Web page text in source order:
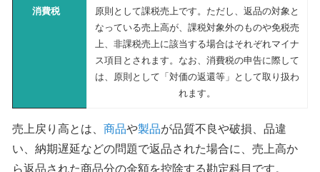
消費税
原則として課税売上です。ただし、返品の対象と
なっている売上高が、課税対象外のものや免税売
上、非課税売上に該当する場合はそれぞれマイナ
ス項目とされます。なお、消費税の申告に際して
は、原則として「対価の返還等」として取り扱わ
れます。
売上戻り高とは、 商品や製品が品質不良や破損、品違
い、納期遅延などの問題で返品された場合に、売上高か
ら返品された商品分の金額を控除する勘定科目です。